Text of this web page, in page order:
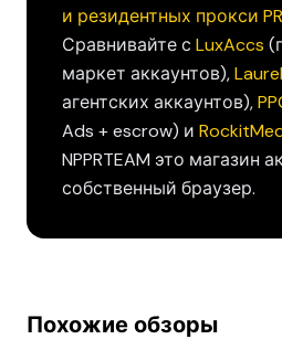
и резидентных прокси
Сравнивайте с LuxAccs
маркет аккаунтов),
агентских аккаунтов),
Ads + escrow) и
NPPRTEAM это магазин
собственный браузер.
Похожие обзоры